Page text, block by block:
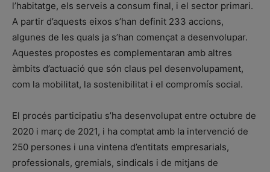
l’habitatge, els serveis a consum final, i el sector primari.
A partir d’aquests eixos s’han definit 233 accions,
algunes de les quals ja s’han començat a desenvolupar.
Aquestes propostes es complementaran amb altres
àmbits d’actuació que són claus pel desenvolupament,
com la mobilitat, la sostenibilitat i el compromís social.
El procés participatiu s’ha desenvolupat entre octubre de
2020 i març de 2021, i ha comptat amb la intervenció de
250 persones i una vintena d’entitats empresarials,
professionals, gremials, sindicals i de mitjans de